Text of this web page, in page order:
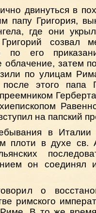
двинуться в
папу Григория,
где они
созвал
по его
облачение, затем
по улицам
после этого папа
на папский
в
плоти в духе св.
он соединял
о
римского